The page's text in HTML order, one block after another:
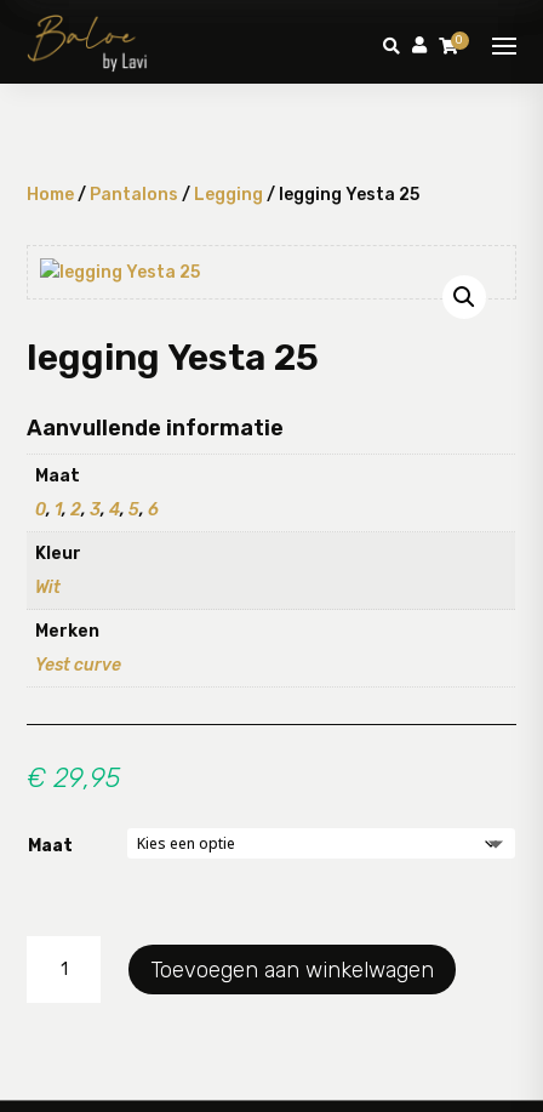
  0
Home/ Pantalons / Legging / legging Yesta 25
legging Yesta 25
Aanvullende informatie
Maat
0, 1,2,3,4,5,6
Kleur
Wit
Merken
Yest curve
€ 29,95
Maat
Yesta
Toevoegen aan winkelwagen